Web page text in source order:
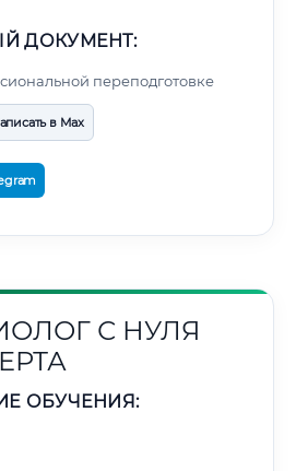
ДОКУМЕНТ:
переподготовке
в Max
С НУЛЯ
ОБУЧЕНИЯ: